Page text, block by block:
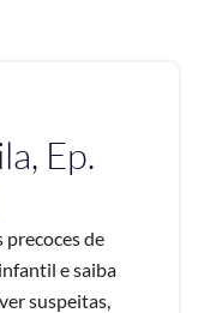
Ep.
de
e saiba
suspeitas,